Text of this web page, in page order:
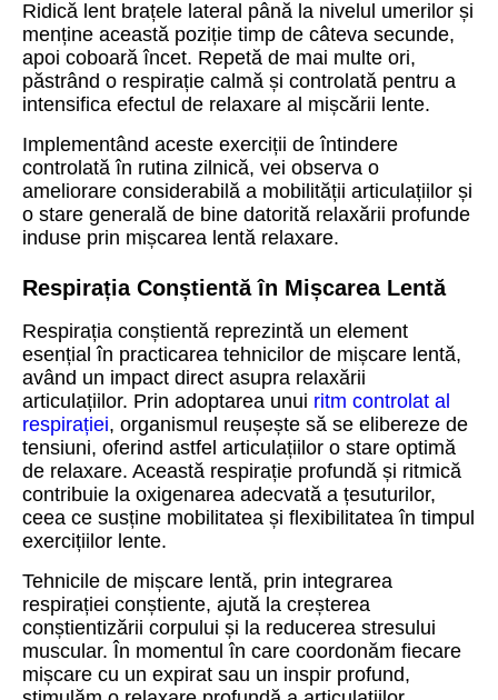
Ridică lent brațele lateral până la nivelul umerilor și
menține această poziție timp de câteva secunde,
apoi coboară încet. Repetă de mai multe ori,
păstrând o respirație calmă și controlată pentru a
intensifica efectul de relaxare al mișcării lente.
Implementând aceste exerciții de întindere
controlată în rutina zilnică, vei observa o
ameliorare considerabilă a mobilității articulațiilor și
o stare generală de bine datorită relaxării profunde
induse prin mișcarea lentă relaxare.
Respirația Conștientă în Mișcarea Lentă
Respirația conștientă reprezintă un element
esențial în practicarea tehnicilor de mișcare lentă,
având un impact direct asupra relaxării
articulațiilor. Prin adoptarea unui ritm controlat al
respirației, organismul reușește să se elibereze de
tensiuni, oferind astfel articulațiilor o stare optimă
de relaxare. Această respirație profundă și ritmică
contribuie la oxigenarea adecvată a țesuturilor,
ceea ce susține mobilitatea și flexibilitatea în timpul
exercițiilor lente.
Tehnicile de mișcare lentă, prin integrarea
respirației conștiente, ajută la creșterea
conștientizării corpului și la reducerea stresului
muscular. În momentul în care coordonăm fiecare
mișcare cu un expirat sau un inspir profund,